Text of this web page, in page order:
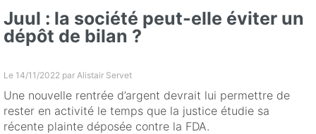
Juul : la société peut-elle éviter un
dépôt de bilan ?
Le 14/11/2022 par Alistair Servet
Une nouvelle rentrée d’argent devrait lui permettre de
rester en activité le temps que la justice étudie sa
récente plainte déposée contre la FDA.